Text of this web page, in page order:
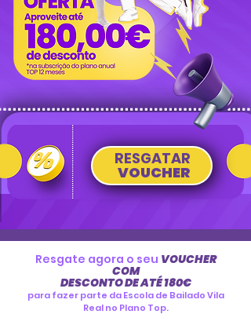
RESGATAR
VOUCHER
Resgate agora o seu VOUCHER
COM
DESCONTO DE ATÉ 180€
para fazer parte da Escola de Bailado Vila
Real no Plano Top.